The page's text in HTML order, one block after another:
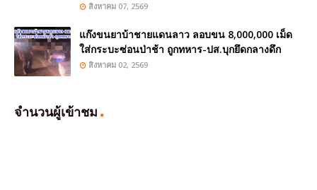
สิงหาคม 07, 2569
แก๊งขนยาบ้าชายแดนลาว ลอบขน 8,000,000 เม็ด
ใส่กระบะซ่อนป่าช้า ถูกทหาร-ปส.บุกยึดกลางดึก
สิงหาคม 02, 2569
จำนวนผู้เข้าชม